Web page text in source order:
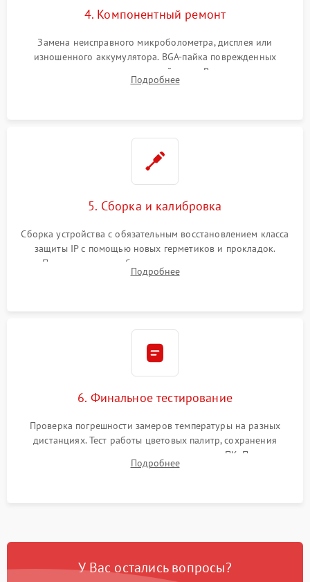
4. Компонентный ремонт
Замена неисправного микроболометра, дисплея или
изношенного аккумулятора. BGA-пайка поврежденных
контроллеров на материнской плате. Восстановление
разъемов и кнопок, замена поврежденных элементов
Подробнее
5. Сборка и калибровка
Сборка устройства с обязательным восстановлением класса
защиты IP с помощью новых герметиков и прокладок.
Программная калибровка матрицы по эталонному
абсолютно черному телу для точного измерения температур.
Подробнее
6. Финальное тестирование
Проверка погрешности замеров температуры на разных
дистанциях. Тест работы цветовых палитр, сохранения
термограмм в память и передачи данных на ПК. Проверка
автономности работы и итоговый контроль качества.
Подробнее
У Вас остались вопросы?